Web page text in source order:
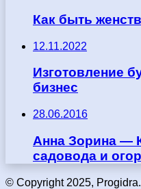
Как быть
12.11.2022
Изготовление
бизнес
28.06.2016
Анна Зорина —
садовода и
© Copyright 2025,